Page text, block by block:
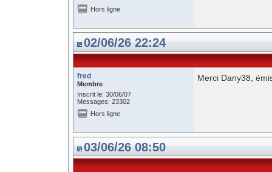
Hors ligne
02/06/26 22:24
fred
Membre
Inscrit le: 30/06/07
Messages: 23302
Merci Dany38,
Hors ligne
03/06/26 08:50